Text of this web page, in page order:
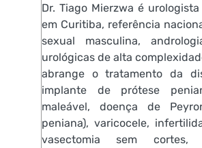
Dr. Tiago Mierzwa é
em Curitiba, referência
sexual masculina,
urológicas de alta
abrange o tratamento da
implante de prótese
maleável, doença de
peniana), varicocele,
vasectomia sem cortes,